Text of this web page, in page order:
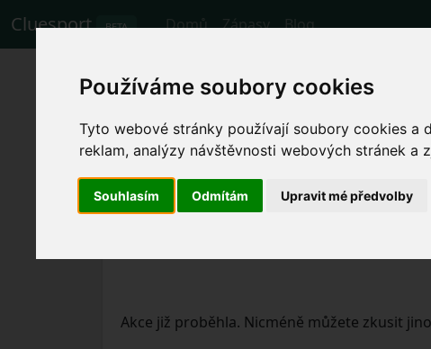
Používáme soubory cookies
Tyto webové stránky používají soubory cookies a
reklam, analýzy návštěvnosti webových stránek a
Souhlasím Odmítám Upravit mé předvolby
Cluesport BETA Domů Zápasy Blog
Nejlepší letenky a
Clermont Foot.
Akce již proběhla. Nicméně můžete zkusit